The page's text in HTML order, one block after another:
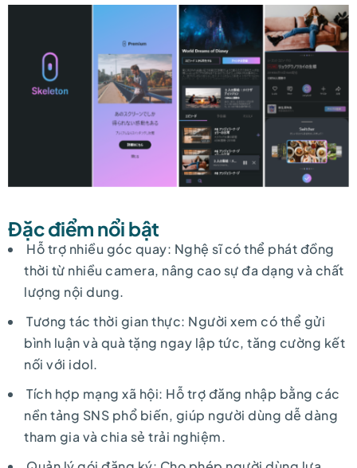
Đặc điểm nổi bật
Hỗ trợ nhiều góc quay: Nghệ sĩ có thể phát đồng
thời từ nhiều camera, nâng cao sự đa dạng và chất
lượng nội dung.
Tương tác thời gian thực: Người xem có thể gửi
bình luận và quà tặng ngay lập tức, tăng cường kết
nối với idol.
Tích hợp mạng xã hội: Hỗ trợ đăng nhập bằng các
nền tảng SNS phổ biến, giúp người dùng dễ dàng
tham gia và chia sẻ trải nghiệm.